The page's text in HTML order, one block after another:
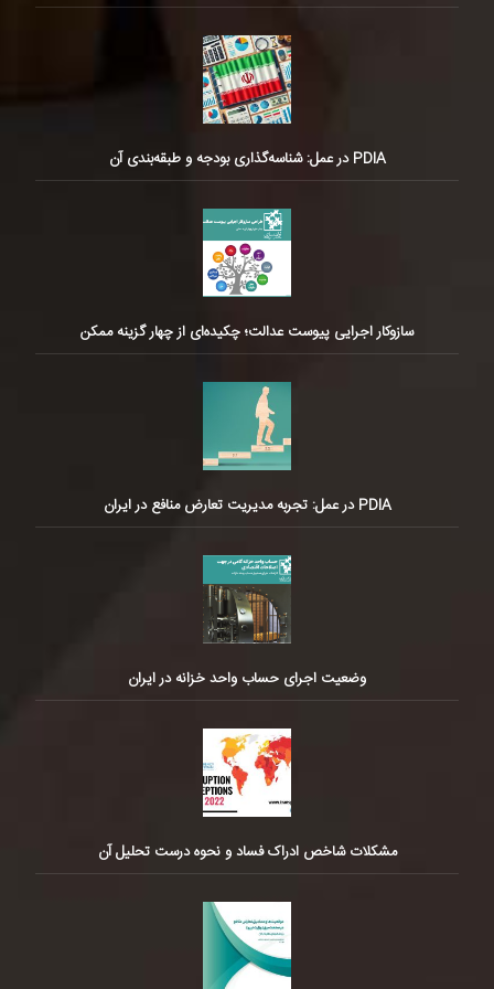
PDIA در عمل: شناسه‌گذاری بودجه و طبقه‌بندی آن
سازوکار اجرایی پیوست عدالت؛ چکیده‌ای از چهار گزینه ممکن
PDIA در عمل: تجربه مدیریت تعارض منافع در ایران
وضعیت اجرای حساب واحد خزانه در ایران
مشکلات شاخص ادراک فساد و نحوه درست تحلیل آن